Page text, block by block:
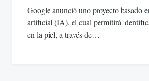
Google anunció uno proyecto basado
artificial (IA), el cual permitirá
en la piel, a través de…